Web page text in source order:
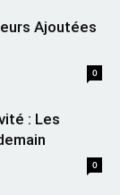
Ajoutées
0
: Les
0